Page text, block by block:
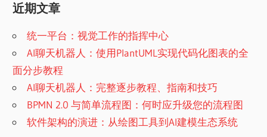
近期文章
统一平台：视觉工作的指挥中心
AI聊天机器人：使用PlantUML实现代码化图表的全
面分步教程
AI聊天机器人：完整逐步教程、指南和技巧
BPMN 2.0 与简单流程图：何时应升级您的流程图
软件架构的演进：从绘图工具到AI建模生态系统